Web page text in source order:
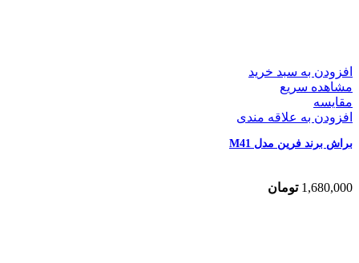
افزودن به سبد خرید
مشاهده سریع
مقایسه
افزودن به علاقه مندی
براش برند فرین مدل M41
1,680,000 تومان